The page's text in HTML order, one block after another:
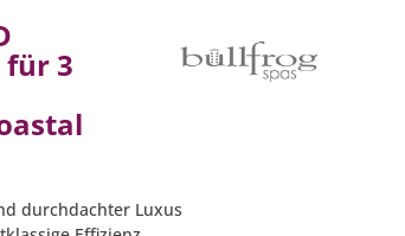
für 3
durchdachter Luxus